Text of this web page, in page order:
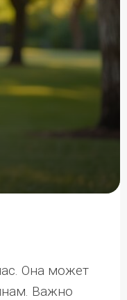
Она может
Важно